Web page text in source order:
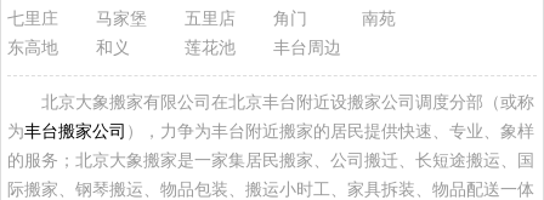
七里庄
马家堡 五里店 角门
南苑
东高地
和义 莲花池 丰台周边
北京大象搬家有限公司在北京丰台附近设搬家公司调度分部（或称
为丰台搬家公司 ），力争为丰台附近搬家的居民提供快速、专业、象样
的服务；北京大象搬家是一家集居民搬家、公司搬迁、长短途搬运、国
际搬家、钢琴搬运、物品包装、搬运小时工、家具拆装、物品配送一体